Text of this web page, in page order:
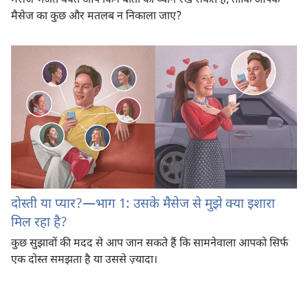
मैसेज का कुछ और मतलब न निकाला जाए?
दोस्ती या प्यार?—भाग 1: उसके मैसेज से मुझे क्या इशारा
मिल रहा है?
कुछ सुझावों की मदद से आप जान सकते हैं कि सामनेवाला आपको सिर्फ
एक दोस्त समझता है या उससे ज़्यादा।